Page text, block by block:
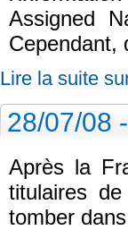
Assigned
Cependant,
Lire la suite
28/07/08
Après la
titulaires
tomber